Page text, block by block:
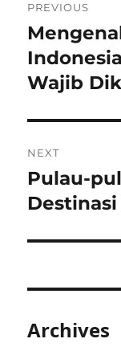
PREVIOUS
Previous
post:
Wajib
NEXT
Next
post:
Pulau-
Archives